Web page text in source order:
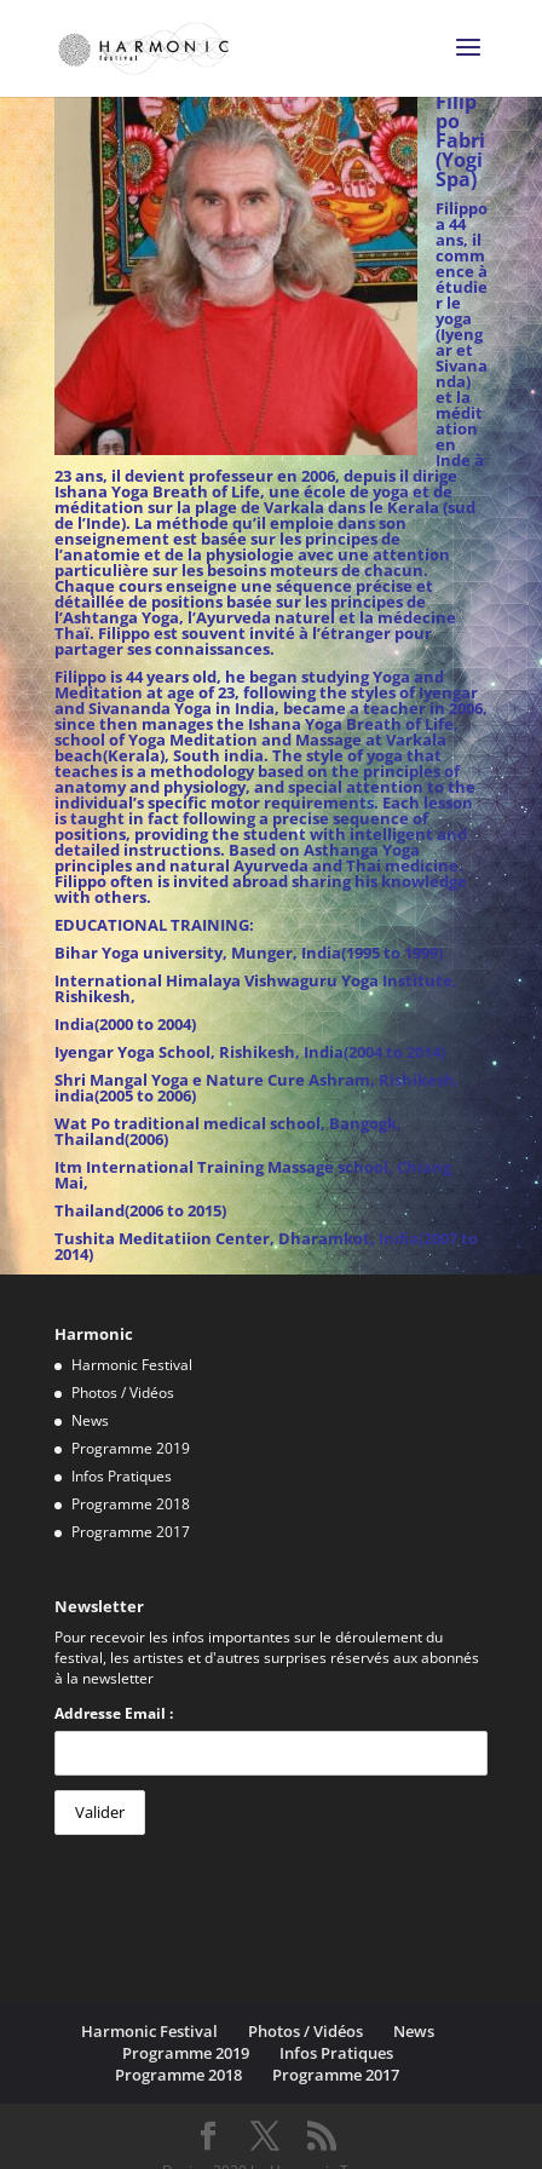
Filip
po
Fabri
(Yogi
Spa)
Filippo
a 44
ans, il
comm
ence à
étudie
r le
yoga
(Iyeng
ar et
Sivana
nda)
et la
médit
ation
en
Inde à
23 ans, il devient professeur en 2006, depuis il dirige
Ishana Yoga Breath of Life, une école de yoga et de
méditation sur la plage de Varkala dans le Kerala (sud
de l’Inde). La méthode qu’il emploie dans son
enseignement est basée sur les principes de
l’anatomie et de la physiologie avec une attention
particulière sur les besoins moteurs de chacun.
Chaque cours enseigne une séquence précise et
détaillée de positions basée sur les principes de
l’Ashtanga Yoga, l’Ayurveda naturel et la médecine
Thaï. Filippo est souvent invité à l’étranger pour
partager ses connaissances.
Filippo is 44 years old, he began studying Yoga and
Meditation at age of 23, following the styles of Iyengar
and Sivananda Yoga in India, became a teacher in 2006,
since then manages the Ishana Yoga Breath of Life,
school of Yoga Meditation and Massage at Varkala
beach(Kerala), South india. The style of yoga that
teaches is a methodology based on the principles of
anatomy and physiology, and special attention to the
individual’s specific motor requirements. Each lesson
is taught in fact following a precise sequence of
positions, providing the student with intelligent and
detailed instructions. Based on Asthanga Yoga
principles and natural Ayurveda and Thai medicine.
Filippo often is invited abroad sharing his knowledge
with others.
EDUCATIONAL TRAINING:
Bihar Yoga university, Munger, India(1995 to 1999)
International Himalaya Vishwaguru Yoga Institute,
Rishikesh,
India(2000 to 2004)
Iyengar Yoga School, Rishikesh, India(2004 to 2014)
Shri Mangal Yoga e Nature Cure Ashram, Rishikesh,
india(2005 to 2006)
Wat Po traditional medical school, Bangogk,
Thailand(2006)
Itm International Training Massage school, Chiang
Mai,
Thailand(2006 to 2015)
Tushita Meditatiion Center, Dharamkot, India(2007 to
2014)
Harmonic
Harmonic Festival
Photos / Vidéos
News
Programme 2019
Infos Pratiques
Programme 2018
Programme 2017
Newsletter
Pour recevoir les infos importantes sur le déroulement du
festival, les artistes et d'autres surprises réservés aux abonnés
à la newsletter
Addresse Email :
Harmonic Festival Photos / Vidéos
News
Programme 2019
Infos Pratiques
Programme 2018
Programme 2017